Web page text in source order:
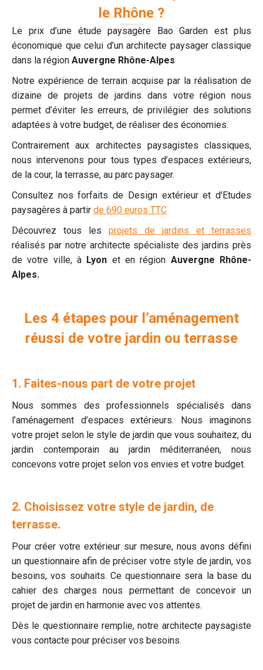
le Rhône ?
Le prix d’une étude paysagère Bao Garden est plus
économique que celui d’un architecte paysager classique
dans la région Auvergne Rhône-Alpes
Notre expérience de terrain acquise par la réalisation de
dizaine de projets de jardins dans votre région nous
permet d’éviter les erreurs, de privilégier des solutions
adaptées à votre budget, de réaliser des économies.
Contrairement aux architectes paysagistes classiques,
nous intervenons pour tous types d’espaces extérieurs,
de la cour, la terrasse, au parc paysager.
Consultez nos forfaits de Design extérieur et d’Etudes
paysagères à partir de 690 euros TTC
Découvrez tous les projets de jardins et terrasses
réalisés par notre architecte spécialiste des jardins près
de votre ville, à Lyon et en région Auvergne Rhône-
Alpes.
Les 4 étapes pour l’aménagement
réussi de votre jardin ou terrasse
1. Faites-nous part de votre projet
Nous sommes des professionnels spécialisés dans
l’aménagement d’espaces extérieurs. Nous imaginons
votre projet selon le style de jardin que vous souhaitez, du
jardin contemporain au jardin méditerranéen, nous
concevons votre projet selon vos envies et votre budget.
2. Choisissez votre style de jardin, de
terrasse.
Pour créer votre extérieur sur mesure, nous avons défini
un questionnaire afin de préciser votre style de jardin, vos
besoins, vos souhaits. Ce questionnaire sera la base du
cahier des charges nous permettant de concevoir un
projet de jardin en harmonie avec vos attentes.
Dès le questionnaire remplie, notre architecte paysagiste
vous contacte pour préciser vos besoins.